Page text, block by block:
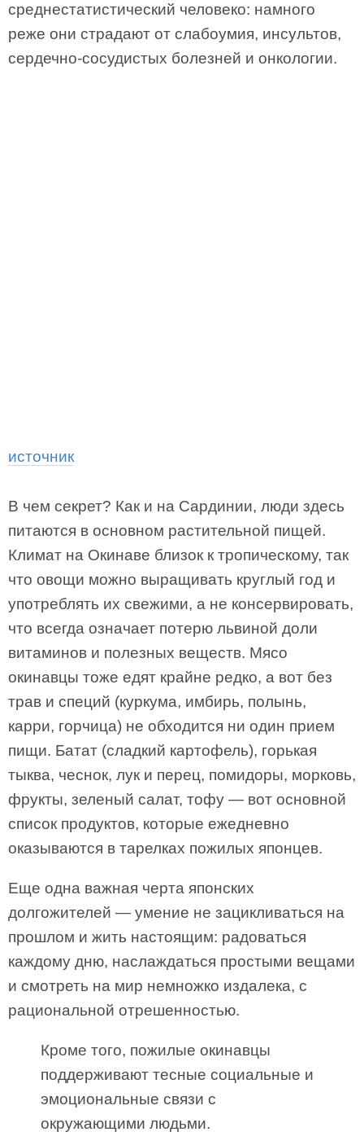
среднестатистический человеко: намного
реже они страдают от слабоумия, инсультов,
сердечно-сосудистых болезней и онкологии.
источник
В чем секрет? Как и на Сардинии, люди здесь
питаются в основном растительной пищей.
Климат на Окинаве близок к тропическому, так
что овощи можно выращивать круглый год и
употреблять их свежими, а не консервировать,
что всегда означает потерю львиной доли
витаминов и полезных веществ. Мясо
окинавцы тоже едят крайне редко, а вот без
трав и специй (куркума, имбирь, полынь,
карри, горчица) не обходится ни один прием
пищи. Батат (сладкий картофель), горькая
тыква, чеснок, лук и перец, помидоры, морковь,
фрукты, зеленый салат, тофу — вот основной
список продуктов, которые ежедневно
оказываются в тарелках пожилых японцев.
Еще одна важная черта японских
долгожителей — умение не зацикливаться на
прошлом и жить настоящим: радоваться
каждому дню, наслаждаться простыми вещами
и смотреть на мир немножко издалека, с
рациональной отрешенностью.
Кроме того, пожилые окинавцы
поддерживают тесные социальные и
эмоциональные связи с
окружающими людьми.